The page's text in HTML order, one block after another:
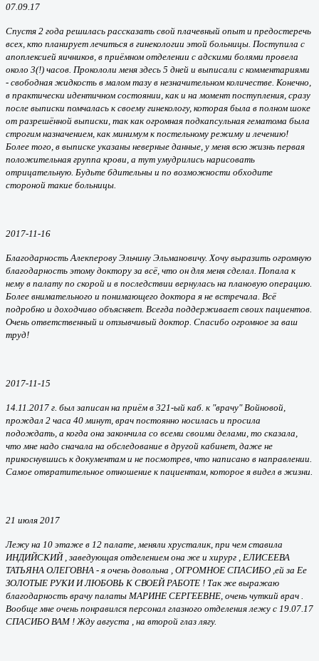
07.09.17
Спустя 2 года решилась рассказать свой плачевный опыт и предостеречь
всех, кто планирует лечиться в гинекологии этой больницы. Поступила с
апоплексией яичников, в приёмном отделении с адскими болями провела
около 3(!) часов. Прокололи меня здесь 5 дней и выписали с комментариями
- свободная жидкость в малом тазу в незначительном количестве. Конечно,
в практически идентичном состоянии, как и на момент поступления, сразу
после выписки помчалась к своему гинекологу, которая была в полном шоке
от разрешённой выписки, так как огромная подкапсульная гематома была
строгим назначением, как минимум к постельному режиму и лечению!
Более того, в выписке указаны неверные данные, у меня всю жизнь первая
положительная группа крови, а тут умудрились нарисовать
отрицательную. Будьте бдительны и по возможности обходите
стороной такие больницы.
2017-11-16
Благодарность Алекперову Эльчину Эльмановичу. Хочу выразить огромную
благодарность этому доктору за всё, что он для меня сделал. Попала к
нему в палату по скорой и в последствии вернулась на плановую операцию.
Более внимательного и понимающего доктора я не встречала. Всё
подробно и доходчиво объясняет. Всегда поддерживает своих пациентов.
Очень ответственный и отзывчивый доктор. Спасибо огромное за ваш
труд!
2017-11-15
14.11.2017 г. был записан на приём в 321-ый каб. к "врачу" Войновой,
прождал 2 часа 40 минут, врач постоянно носилась и просила
подождать, а когда она закончила со всеми своими делами, то сказала,
что мне надо сначала на обследование в другой кабинет, даже не
прикоснувшись к документам и не посмотрев, что написано в направлении.
Самое отвратительное отношение к пациентам, которое я видел в жизни.
21 июля 2017
Лежу на 10 этаже в 12 палате, меняли хрусталик, при чем ставила
ИНДИЙСКИЙ , заведующая отделением она же и хирург , ЕЛИСЕЕВА
ТАТЬЯНА ОЛЕГОВНА - я очень довольна , ОГРОМНОЕ СПАСИБО ,ей за Ее
ЗОЛОТЫЕ РУКИ И ЛЮБОВЬ К СВОЕЙ РАБОТЕ ! Так же выражаю
благодарность врачу палаты МАРИНЕ СЕРГЕЕВНЕ, очень чуткий врач .
Вообще мне очень понравился персонал глазного отделения лежу с 19.07.17
СПАСИБО ВАМ ! Жду августа , на второй глаз лягу.